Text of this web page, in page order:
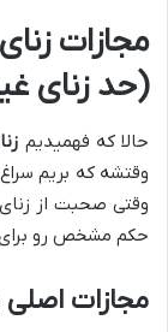
مجازات
(حد زنای
حالا که فهمیدیم
وقتشه که بریم
وقتی صحبت از
حکم مشخص رو برای
مجازات